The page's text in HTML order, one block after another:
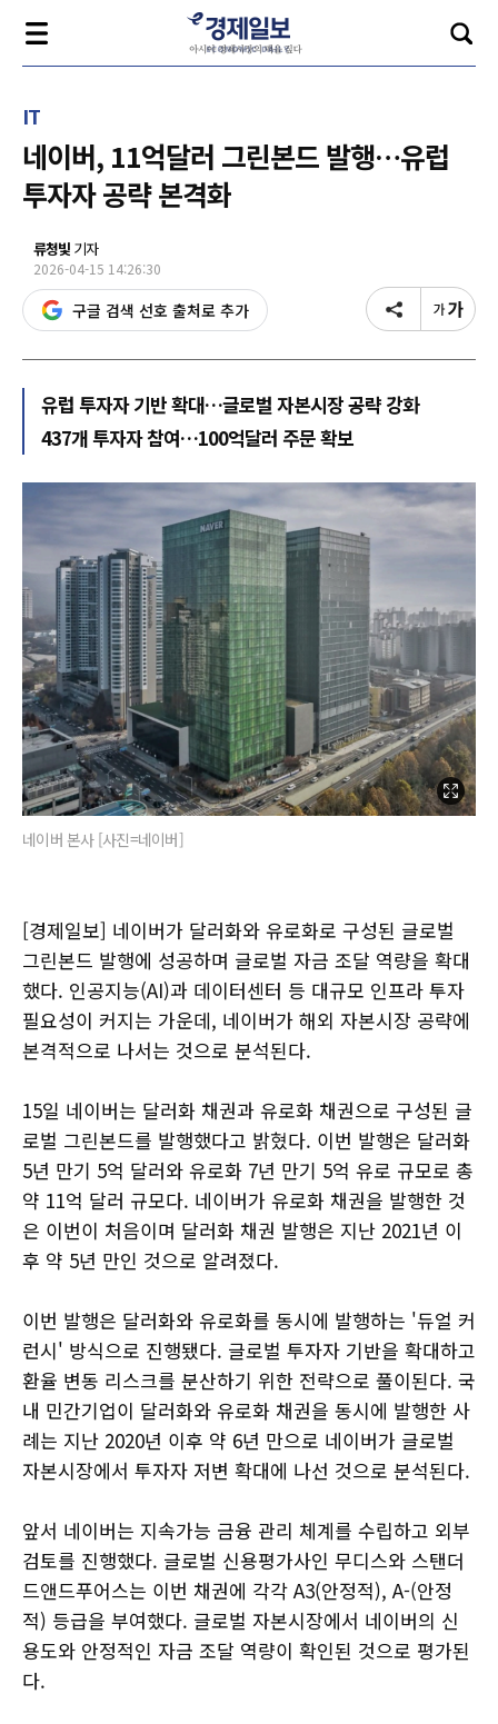
IT
네이버, 11억달러 그린본드 발행…유럽
투자자 공략 본격화
류청빛 기자
2026-04-15 14:26:30
구글 검색 선호 출처로 추가
유럽 투자자 기반 확대…글로벌 자본시장 공략 강화
437개 투자자 참여…100억달러 주문 확보
네이버 본사 [사진=네이버]
[경제일보] 네이버가 달러화와 유로화로 구성된 글로벌
그린본드 발행에 성공하며 글로벌 자금 조달 역량을 확대
했다. 인공지능(AI)과 데이터센터 등 대규모 인프라 투자
필요성이 커지는 가운데, 네이버가 해외 자본시장 공략에
본격적으로 나서는 것으로 분석된다.
15일 네이버는 달러화 채권과 유로화 채권으로 구성된 글
로벌 그린본드를 발행했다고 밝혔다. 이번 발행은 달러화
5년 만기 5억 달러와 유로화 7년 만기 5억 유로 규모로 총
약 11억 달러 규모다. 네이버가 유로화 채권을 발행한 것
은 이번이 처음이며 달러화 채권 발행은 지난 2021년 이
후 약 5년 만인 것으로 알려졌다.
이번 발행은 달러화와 유로화를 동시에 발행하는 '듀얼 커
런시' 방식으로 진행됐다. 글로벌 투자자 기반을 확대하고
환율 변동 리스크를 분산하기 위한 전략으로 풀이된다. 국
내 민간기업이 달러화와 유로화 채권을 동시에 발행한 사
례는 지난 2020년 이후 약 6년 만으로 네이버가 글로벌
자본시장에서 투자자 저변 확대에 나선 것으로 분석된다.
앞서 네이버는 지속가능 금융 관리 체계를 수립하고 외부
검토를 진행했다. 글로벌 신용평가사인 무디스와 스탠더
드앤드푸어스는 이번 채권에 각각 A3(안정적), A-(안정
적) 등급을 부여했다. 글로벌 자본시장에서 네이버의 신
용도와 안정적인 자금 조달 역량이 확인된 것으로 평가된
다.